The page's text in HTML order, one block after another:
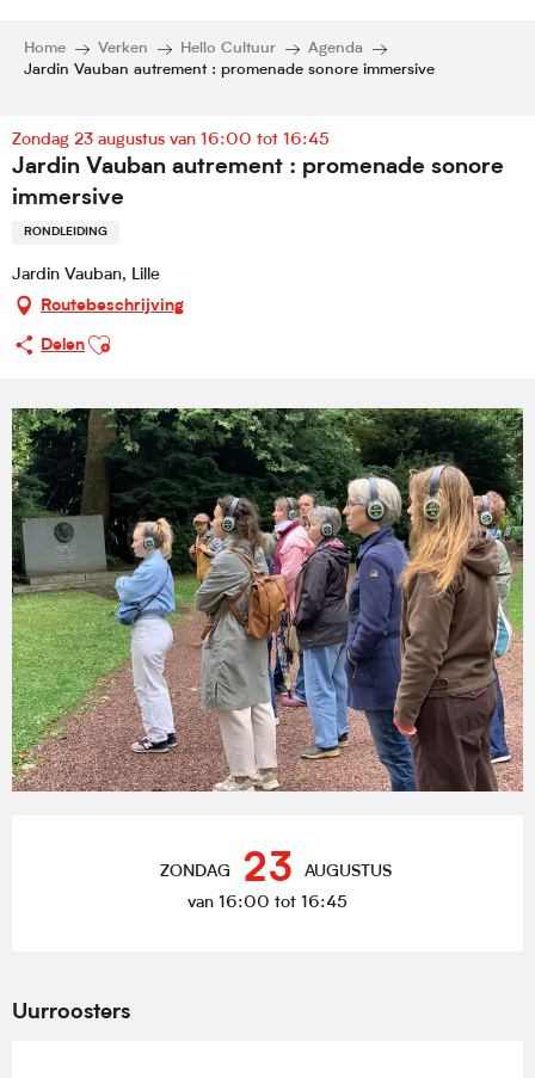
Home Verken Hello Cultuur
Agenda
Jardin Vauban autrement : promenade sonore immersive
Zondag 23 augustus van 16:00 tot 16:45
Jardin Vauban autrement : promenade sonore
immersive
RONDLEIDING
Jardin Vauban, Lille
Routebeschrijving
Delen
Ajouter aux favoris
ZONDAG 23 AUGUSTUS
van 16:00 tot 16:45
Uurroosters